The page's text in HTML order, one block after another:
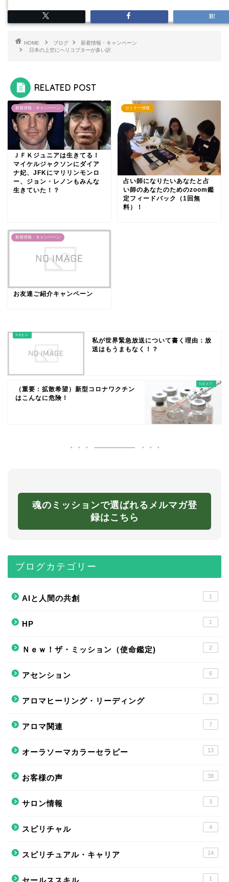
HOME ブログ
新着情報・キャンペーン
日本の上空にヘリコプターが多い訳
RELATED POST
新着情報・キャンペーン
ＪＦＫジュニアは生きてる！
マイケルジャクソンにダイア
ナ妃、JFKにマリリンモンロ
ー、ジョン・レノンもみんな
生きていた！？
セミナー情報
占い師になりたいあなたと占
い師のあなたのためのzoom鑑
定フィードバック（1回無
料）！
新着情報・キャンペーン
お友達ご紹介キャンペーン
私が世界緊急放送について書く理由：放
送はもうまもなく！？
（重要：拡散希望）新型コロナワクチン
はこんなに危険！
魂のミッションで選ばれるメルマガ登
録はこちら
ブログカテゴリー
AIと人間の共創 1
HP 1
Ｎｅｗ！ザ・ミッション（使命鑑定) 2
アセンション 6
アロマヒーリング・リーディング 9
アロマ関連 7
オーラソーマカラーセラピー 13
お客様の声 38
サロン情報 3
スピリチャル 4
スピリチュアル・キャリア 14
1